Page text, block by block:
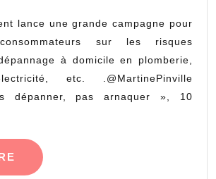
arnaques
du
dépannage
à
domicile
lance une grande campagne pour
sur les risques
à domicile en plomberie,
etc. .@MartinePinville
dépanner, pas arnaquer », 10
READ
MORE